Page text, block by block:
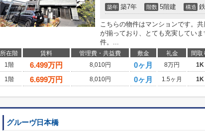
築年 築7年 階数 5階建 構造
こちらの物件はマンションです。
が揃っており、とても充実してい
件。...
所在階 賃料 管理費・共益費 敷金 礼金 間取
1階
6.499万円 8,010円 0ヶ月 8万円 1K
1階
6.699万円 8,010円 0ヶ月 1.5ヶ月 1K
グルーヴ日本橋